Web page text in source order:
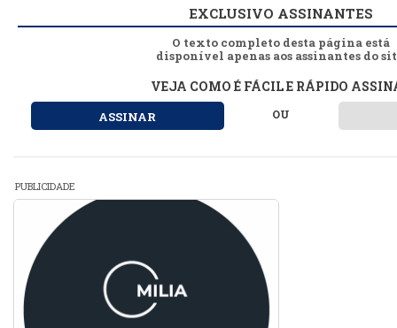
EXCLUSIVO ASSINANTES
O texto completo desta página está
disponível apenas aos assinantes do
VEJA COMO É FÁCIL E RÁPIDO
ASSINAR OU
PUBLICIDADE